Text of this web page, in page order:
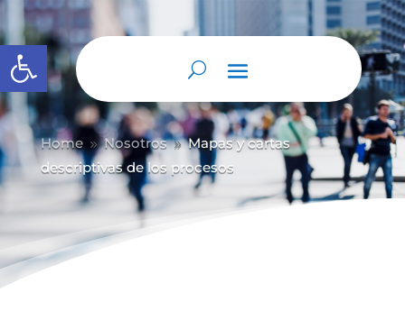
Abrir barra de herramientas
Home 9 Nosotros 9 Mapas y cartas
descriptivas de los procesos